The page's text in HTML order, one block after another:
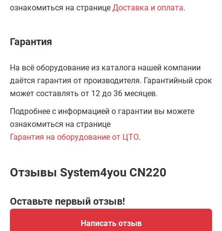
ознакомиться на странице Доставка и оплата.
Гарантия
На всё оборудование из каталога нашей компании
даётся гарантия от производителя. Гарантийный срок
может составлять от 12 до 36 месяцев.
Подробнее с информацией о гарантии вы можете
ознакомиться на странице
Гарантия на оборудование от ЦТО.
Отзывы System4you CN220
Оставьте первый отзыв!
Написать отзыв